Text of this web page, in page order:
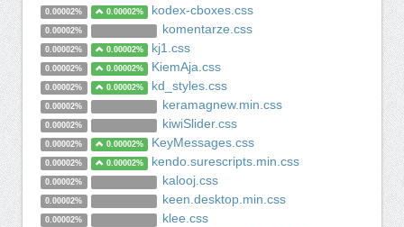
0.00002% 0.00002% kodex-cboxes.css
0.00002% komentarze.css
0.00002% 0.00002% kj1.css
0.00002% 0.00002% KiemAja.css
0.00002% 0.00002% kd_styles.css
0.00002% keramagnew.min.css
0.00002% kiwiSlider.css
0.00002% 0.00002% KeyMessages.css
0.00002% 0.00002% kendo.surescripts.min.css
0.00002% kalooj.css
0.00002% keen.desktop.min.css
0.00002% klee.css